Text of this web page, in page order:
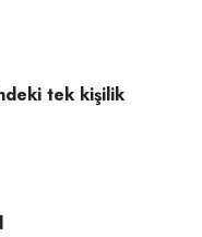
tek kişilik